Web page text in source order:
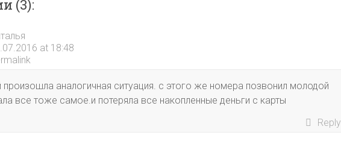
(3):
at 18:48
произошла аналогичная ситуация. с этого же номера позвонил молодой
все тоже самое.и потеряла все накопленные деньги с карты
Reply